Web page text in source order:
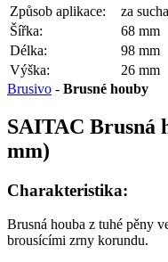
Způsob aplikace:
za
Šířka:
68 mm
Délka:
98 mm
Výška:
26 mm
Brusivo - Brusné houby
SAITAC Brusná
mm)
Charakteristika:
Brusná houba z tuhé pěny
brousícími zrny korundu.